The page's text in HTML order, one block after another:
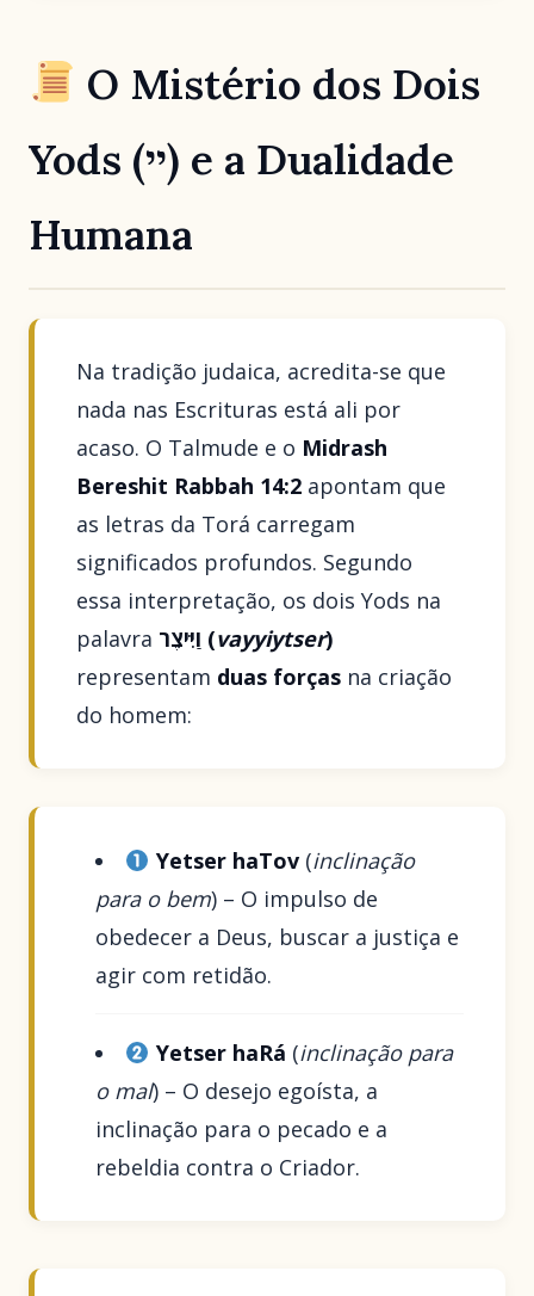
O Mistério dos Dois
Yods (יי) e a Dualidade
Humana
Na tradição judaica, acredita-se que
nada nas Escrituras está ali por
acaso. O Talmude e o Midrash
Bereshit Rabbah 14:2 apontam que
as letras da Torá carregam
significados profundos. Segundo
essa interpretação, os dois Yods na
palavra
וַיִּיצֶר (vayyiytser)
representam duas forças na criação
do homem:
Yetser haTov(inclinação
para o bem) – O impulso de
obedecer a Deus, buscar a justiça e
agir com retidão.
Yetser haRá (inclinação para
o mal) – O desejo egoísta, a
inclinação para o pecado e a
rebeldia contra o Criador.